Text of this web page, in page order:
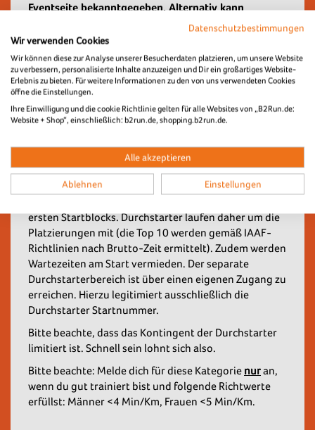
Eventseite bekanntgegeben. Alternativ kann
Versand der Startnummern über unseren Partner
UPS bis zum Anmeldeschluss im Onlineshop dazu
gebucht werden.
den B2Run Wertungskategorien mitlaufen.
Für alleambitionierten und schnellen Läufer/-
gibt es die Durchstarter Tickets. Diese
ersten Startblocks. Durchstarter laufen daher um die
Platzierungen mit (die Top 10 werden gemäß IAAF-
Richtlinien nach Brutto-Zeit ermittelt). Zudem werden
Wartezeiten am Start vermieden. Der separate
Durchstarterbereich ist über einen eigenen Zugang zu
erreichen. Hierzu legitimiert ausschließlich die
Durchstarter Startnummer.
Bitte beachte, dass das Kontingent der Durchstarter
limitiert ist. Schnell sein lohnt sich also.
Bitte beachte: Melde dich für diese Kategorie nuran,
wenn du gut trainiert bist und folgende Richtwerte
erfüllst: Männer <4 Min/Km, Frauen <5 Min/Km.
Datenschutzbestimmungen
Wir verwenden Cookies
Wir können diese zur Analyse unserer Besucherdaten platzieren, um unsere Website
zu verbessern, personalisierte Inhalte anzuzeigen und Dir ein großartiges Website-
Erlebnis zu bieten. Für weitere Informationen zu den von uns verwendeten Cookies
öffne die Einstellungen.
Ihre Einwilligung und die cookie Richtlinie gelten für alle Websites von „B2Run.de:
Website + Shop“, einschließlich: b2run.de, shopping.b2run.de.
Alle akzeptieren
Ablehnen Einstellungen